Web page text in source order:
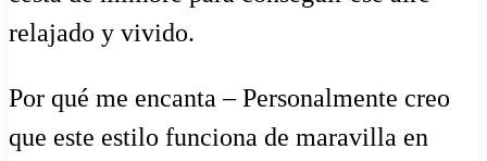
relajado y vivido.
Por qué me encanta – Personalmente creo
que este estilo funciona de maravilla en